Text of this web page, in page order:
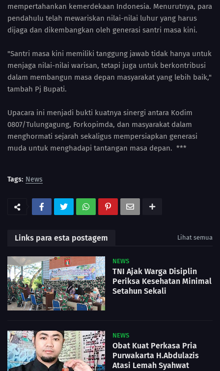
mempertahankan kemerdekaan Indonesia. Menurutnya, para
pendahulu telah mewariskan nilai-nilai luhur yang harus
dijaga dan dikembangkan oleh generasi santri masa kini.
"Santri masa kini memiliki tanggung jawab tidak hanya untuk
menjaga nilai-nilai warisan, tetapi juga untuk berkontribusi
dalam membangun masa depan masyarakat yang lebih baik,"
tambah Pj Bupati.
Upacara ini menjadi bukti kuatnya sinergi antara Kodim
0807/Tulungagung, Forkopimda, dan masyarakat dalam
menghormati sejarah sekaligus mempersiapkan generasi
muda untuk menghadapi tantangan masa depan. ***
Tags: News
Links para esta postagem Lihat semua
NEWS
TNI Ajak Warga Disiplin
Periksa Kesehatan Minimal
Setahun Sekali
NEWS
Obat Kuat Perkasa Pria
Purwakarta H.Abdulazis
Atasi Lemah Syahwat